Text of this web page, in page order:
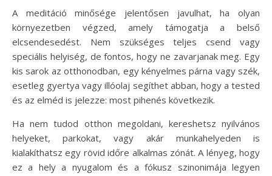
A meditáció minősége jelentősen javulhat, ha olyan
környezetben végzed, amely támogatja a belső
elcsendesedést. Nem szükséges teljes csend vagy
speciális helyiség, de fontos, hogy ne zavarjanak meg. Egy
kis sarok az otthonodban, egy kényelmes párna vagy szék,
esetleg gyertya vagy illóolaj segíthet abban, hogy a tested
és az elméd is jelezze: most pihenés következik.
Ha nem tudod otthon megoldani, kereshetsz nyilvános
helyeket, parkokat, vagy akár munkahelyeden is
kialakíthatsz egy rövid időre alkalmas zónát. A lényeg, hogy
ez a hely a nyugalom és a fókusz szinonimája legyen